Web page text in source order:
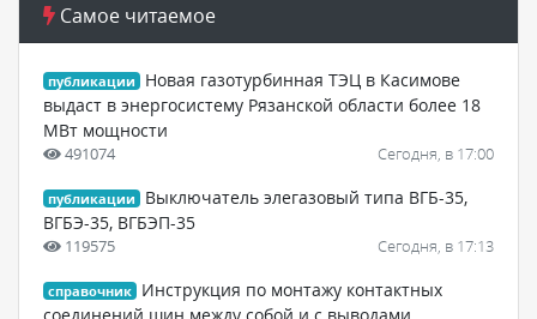
Самое читаемое
публикации
Новая газотурбинная ТЭЦ в Касимове
выдаст в энергосистему Рязанской области более 18
МВт мощности
491074 Сегодня, в 17:00
публикации
Выключатель элегазовый типа ВГБ-35,
ВГБЭ-35, ВГБЭП-35
119575 Сегодня, в 17:13
справочник
Инструкция по монтажу контактных
соединений шин между собой и с выводами